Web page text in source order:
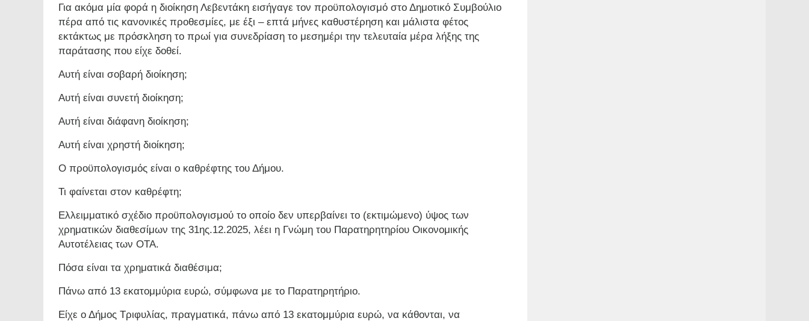
Για ακόμα μία φορά η διοίκηση Λεβεντάκη εισήγαγε τον προϋπολογισμό στο Δημοτικό Συμβούλιο
πέρα από τις κανονικές προθεσμίες, με έξι – επτά μήνες καθυστέρηση και μάλιστα φέτος
εκτάκτως με πρόσκληση το πρωί για συνεδρίαση το μεσημέρι την τελευταία μέρα λήξης της
παράτασης που είχε δοθεί.
Αυτή είναι σοβαρή διοίκηση;
Αυτή είναι συνετή διοίκηση;
Αυτή είναι διάφανη διοίκηση;
Αυτή είναι χρηστή διοίκηση;
Ο προϋπολογισμός είναι ο καθρέφτης του Δήμου.
Τι φαίνεται στον καθρέφτη;
Ελλειμματικό σχέδιο προϋπολογισμού το οποίο δεν υπερβαίνει το (εκτιμώμενο) ύψος των
χρηματικών διαθεσίμων της 31ης.12.2025, λέει η Γνώμη του Παρατηρητηρίου Οικονομικής
Αυτοτέλειας των ΟΤΑ.
Πόσα είναι τα χρηματικά διαθέσιμα;
Πάνω από 13 εκατομμύρια ευρώ, σύμφωνα με το Παρατηρητήριο.
Είχε ο Δήμος Τριφυλίας, πραγματικά, πάνω από 13 εκατομμύρια ευρώ, να κάθονται, να